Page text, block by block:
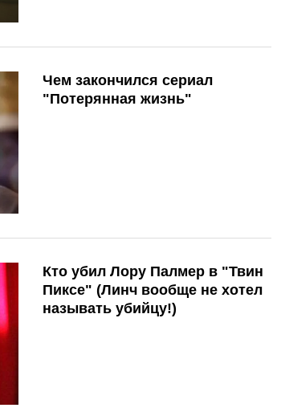
Чем закончился сериал
"Потерянная жизнь"
Кто убил Лору Палмер в "Твин
Пиксе" (Линч вообще не хотел
называть убийцу!)